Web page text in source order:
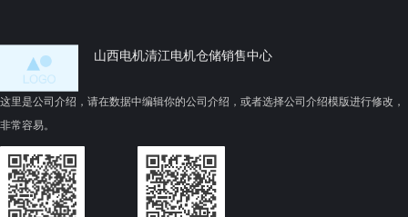
14）制定内控作业指导书。待
验证点：山西电机制造有限公
司新申请的低压铸造模具专利
是否配套更新了外圆精加工参
数
这里是公司介绍，请在数据中编辑你的公司介绍，或者选择公司介绍模版进行修改，
非常容易。
山西电机清江电机仓储销售中心